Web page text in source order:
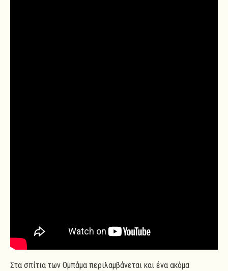
Στα σπίτια των Ομπάμα περιλαμβάνεται και ένα ακόμα